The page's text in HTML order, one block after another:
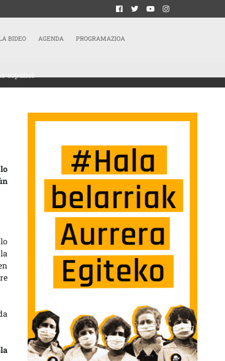
BIDEO AGENDA PROGRAMAZIOA
español
EN ZABALLA, NIEGA LA VERSIÓN DEL GOBIERNO ESPAÑOL